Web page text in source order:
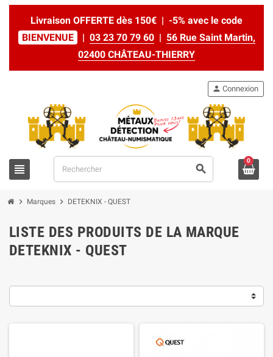
Livraison OFFERTE dès 150€ | -5% avec le code
BIENVENUE
| 03 23 70 79 60| 56 Rue Saint Martin,
02400 CHÂTEAU-THIERRY
view_headline search
person Connexion
0
chevron_right Marques chevron_right DETEKNIX - QUEST
LISTE DES PRODUITS DE LA MARQUE
DETEKNIX - QUEST